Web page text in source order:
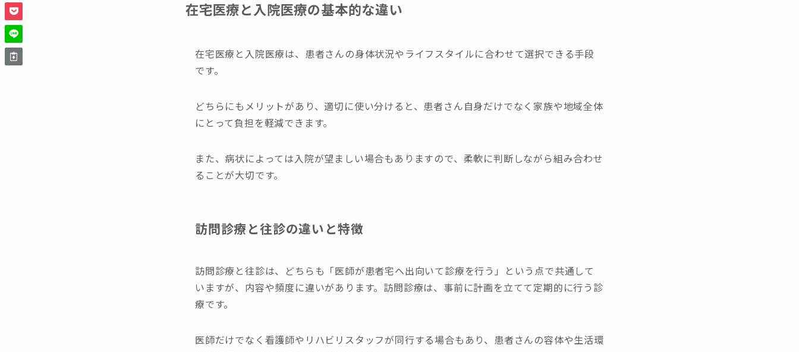
在宅医療と入院医療の基本的な違い
在宅医療と入院医療は、患者さんの身体状況やライフスタイルに合わせて選択できる手段
です。
どちらにもメリットがあり、適切に使い分けると、患者さん自身だけでなく家族や地域全体
にとって負担を軽減できます。
また、病状によっては入院が望ましい場合もありますので、柔軟に判断しながら組み合わせ
ることが大切です。
訪問診療と往診の違いと特徴
訪問診療と往診は、どちらも「医師が患者宅へ出向いて診療を行う」という点で共通して
いますが、内容や頻度に違いがあります。訪問診療は、事前に計画を立てて定期的に行う診
療です。
医師だけでなく看護師やリハビリスタッフが同行する場合もあり、患者さんの容体や生活環